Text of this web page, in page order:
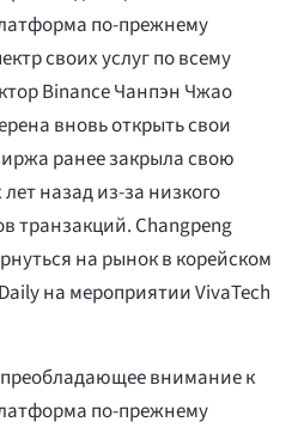
по-прежнему
своих услуг по всему
Binance Чанпэн Чжао
вновь открыть свои
ранее закрыла свою
назад из-за низкого
транзакций. Changpeng
на рынок в корейском
на мероприятии VivaTech
внимание к
по-прежнему